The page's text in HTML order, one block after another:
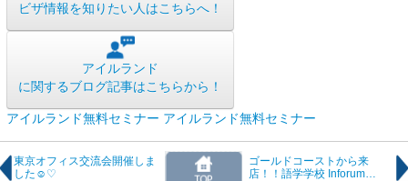
ビザ情報を知りたい人はこちらへ！
アイルランド
に関するブログ記事はこちらから！
アイルランド無料セミナー アイルランド無料セミナー
東京オフィス交流会開催しま
した☺♡
ゴールドコーストから来
店！！語学学校 Inforum